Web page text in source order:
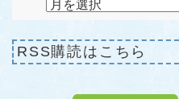
RSS購読はこちら